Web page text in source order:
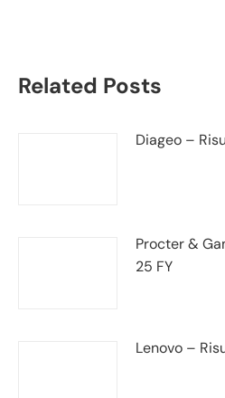
Related Posts
Diageo –
Procter &
25 FY
Lenovo –